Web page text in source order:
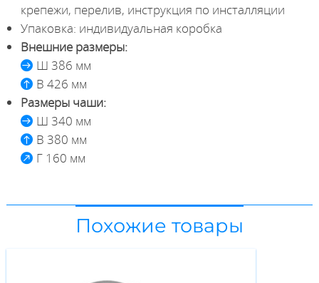
крепежи, перелив, инструкция по инсталляции
Упаковка: индивидуальная коробка
Внешние размеры:
Ш 386 мм
В 426 мм
Размеры чаши:
Ш 340 мм
В 380 мм
Г 160 мм
Похожие товары